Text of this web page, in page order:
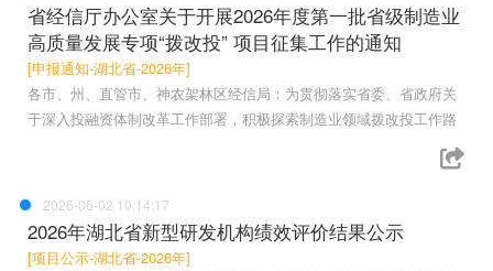
省经信厅办公室关于开展2026年度第一批省级制造业
高质量发展专项“拨改投” 项目征集工作的通知
[申报通知-湖北省-2026年]
各市、州、直管市、神农架林区经信局：为贯彻落实省委、省政府关
于深入投融资体制改革工作部署，积极探索制造业领域拨改投工作路
2026-06-02 10:14:17
2026年湖北省新型研发机构绩效评价结果公示
[项目公示-湖北省-2026年]